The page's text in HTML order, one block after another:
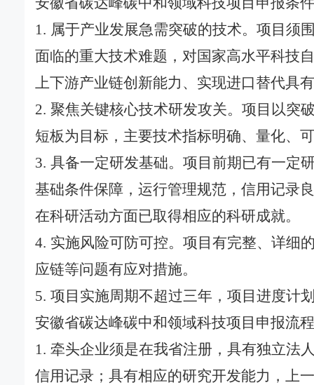
1. 属于产业发展急需突破的技术。项目须
面临的重大技术难题，对国家高水平科技
上下游产业链创新能力、实现进口替代具
2. 聚焦关键核心技术研发攻关。项目以突
短板为目标，主要技术指标明确、量化、
3. 具备一定研发基础。项目前期已有一定
基础条件保障，运行管理规范，信用记录
在科研活动方面已取得相应的科研成就。
4. 实施风险可防可控。项目有完整、详细
应链等问题有应对措施。
5. 项目实施周期不超过三年，项目进度计
安徽省碳达峰碳中和领域科技项目申报
1. 牵头企业须是在我省注册，具有独立法
信用记录；具有相应的研究开发能力，上